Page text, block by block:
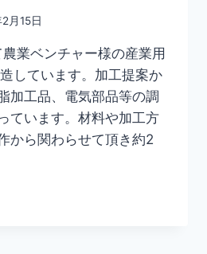
月15日
業ベンチャー様の産業用
しています。加工提案か
加工品、電気部品等の調
ています。材料や加工方
から関わらせて頂き約2